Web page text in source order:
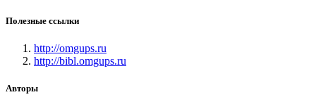
Полезные ссылки
http://omgups.ru
http://bibl.omgups.ru
Авторы